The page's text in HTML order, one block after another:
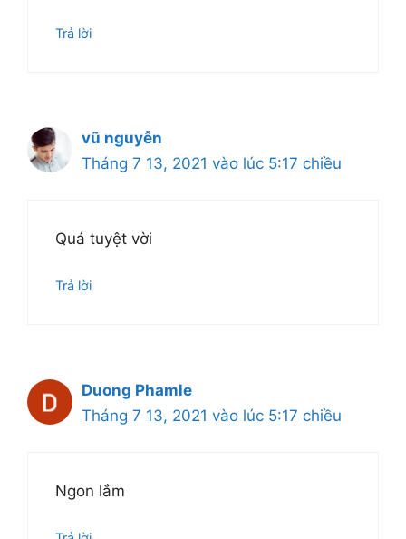
Trả lời
vũ nguyễn
Tháng 7 13, 2021 vào lúc 5:17 chiều
Quá tuyệt vời
Trả lời
Duong Phamle
Tháng 7 13, 2021 vào lúc 5:17 chiều
Ngon lắm